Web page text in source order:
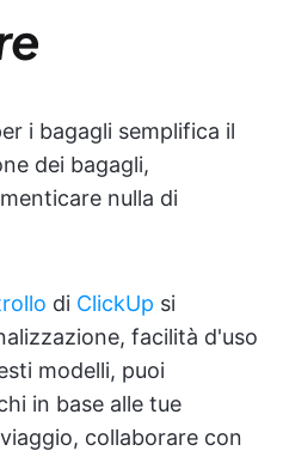
i bagagli semplifica il
dei bagagli,
nulla di
di ClickUp si
facilità d'uso
modelli, puoi
in base alle tue
collaborare con